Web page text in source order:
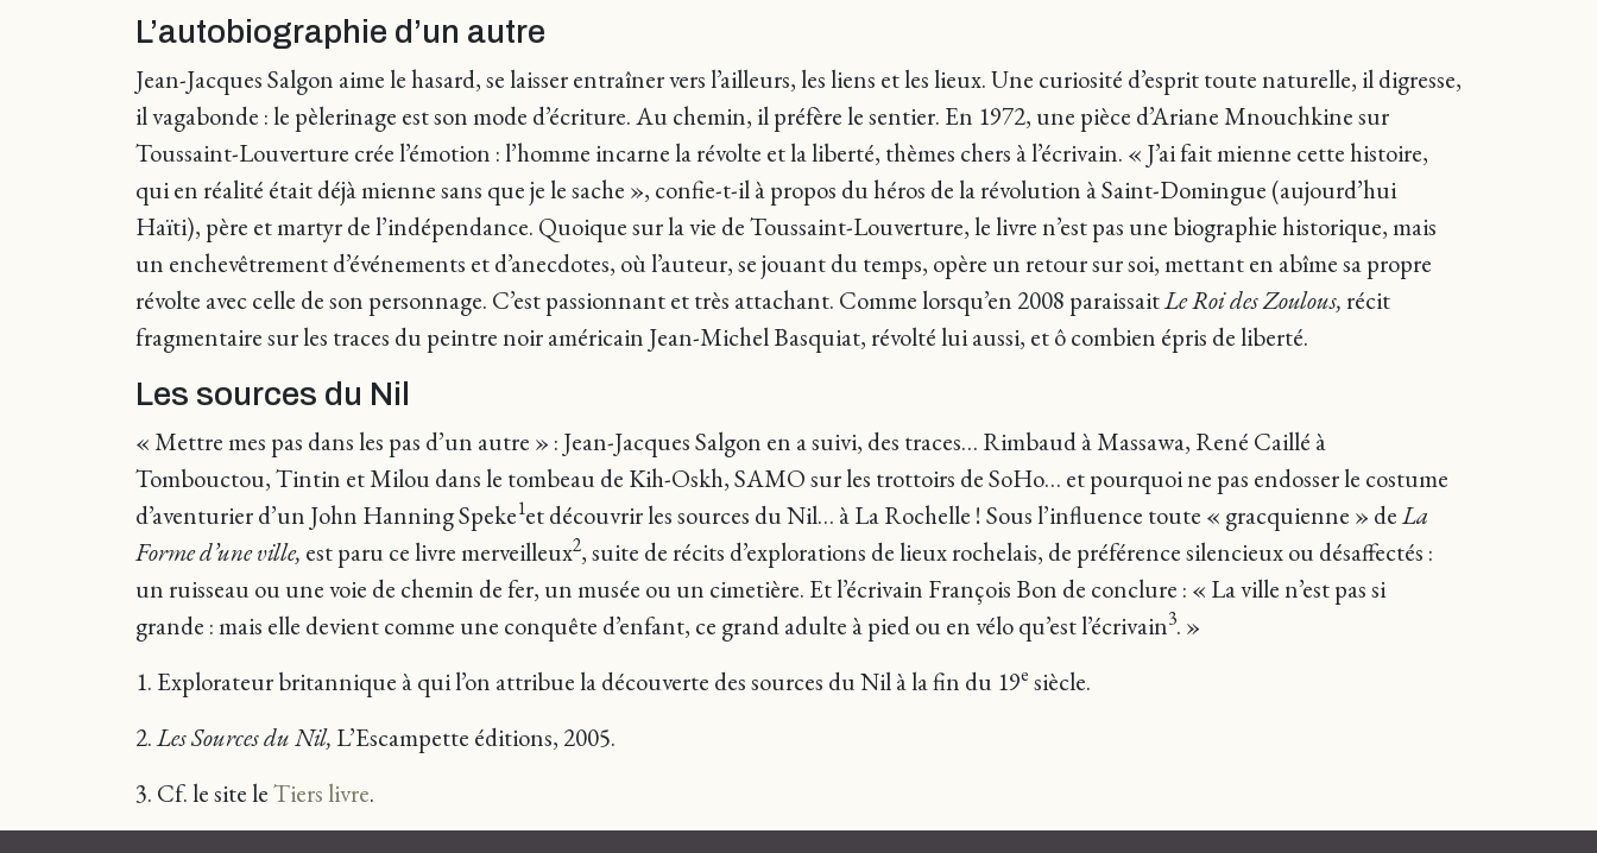
L’autobiographie d’un autre
Jean-Jacques Salgon aime le hasard, se laisser entraîner vers l’ailleurs, les liens et les lieux. Une curiosité d’esprit toute naturelle, il digresse,
il vagabonde : le pèlerinage est son mode d’écriture. Au chemin, il préfère le sentier. En 1972, une pièce d’Ariane Mnouchkine sur
Toussaint-Louverture crée l’émotion : l’homme incarne la révolte et la liberté, thèmes chers à l’écrivain. « J’ai fait mienne cette histoire,
qui en réalité était déjà mienne sans que je le sache », confie-t-il à propos du héros de la révolution à Saint-Domingue (aujourd’hui
Haïti), père et martyr de l’indépendance. Quoique sur la vie de Toussaint-Louverture, le livre n’est pas une biographie historique, mais
un enchevêtrement d’événements et d’anecdotes, où l’auteur, se jouant du temps, opère un retour sur soi, mettant en abîme sa propre
révolte avec celle de son personnage. C’est passionnant et très attachant. Comme lorsqu’en 2008 paraissaitLe Roi des Zoulous, récit
fragmentaire sur les traces du peintre noir américain Jean-Michel Basquiat, révolté lui aussi, et ô combien épris de liberté.
Les sources du Nil
« Mettre mes pas dans les pas d’un autre » : Jean-Jacques Salgon en a suivi, des traces… Rimbaud à Massawa, René Caillé à
Tombouctou, Tintin et Milou dans le tombeau de Kih-Oskh, SAMO sur les trottoirs de SoHo… et pourquoi ne pas endosser le costume
d’aventurier d’un John Hanning Speke1et découvrir les sources du Nil… à La Rochelle ! Sous l’influence toute « gracquienne » deLa
Forme d’une ville, est paru ce livre merveilleux2, suite de récits d’explorations de lieux rochelais, de préférence silencieux ou désaffectés :
un ruisseau ou une voie de chemin de fer, un musée ou un cimetière. Et l’écrivain François Bon de conclure : « La ville n’est pas si
grande : mais elle devient comme une conquête d’enfant, ce grand adulte à pied ou en vélo qu’est l’écrivain3. »
1. Explorateur britannique à qui l’on attribue la découverte des sources du Nil à la fin du 19e siècle.
2.Les Sources du Nil, L’Escampette éditions, 2005.
3. Cf. le site leTiers livre.